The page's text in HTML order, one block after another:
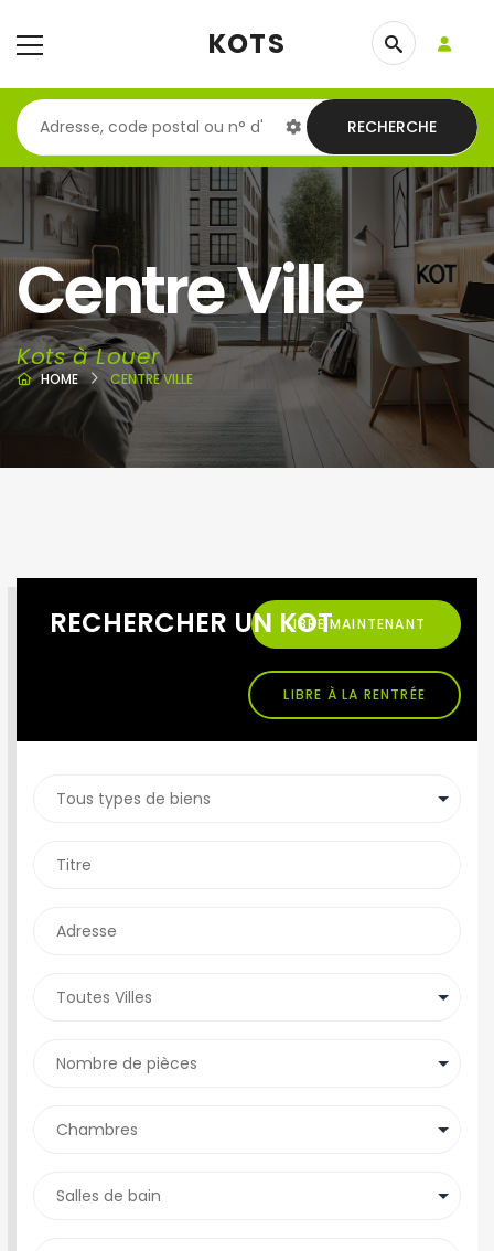
KOTS
RECHERCHE
Centre Ville
Kots à Louer
HOME CENTRE VILLE
RECHERCHER UN KOTLIBRE MAINTENANT
LIBRE À LA RENTRÉE